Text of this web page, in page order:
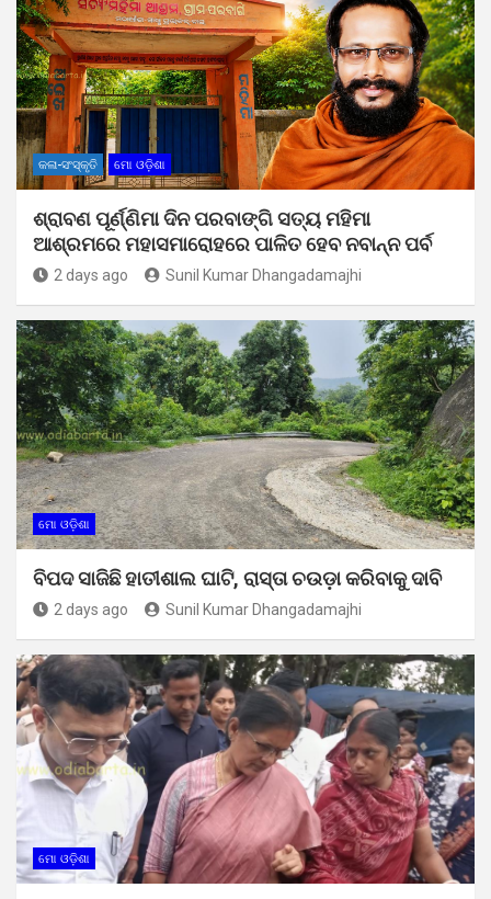
କଳା-ସଂସ୍କୃତି ମୋ ଓଡ଼ିଶା
ଶ୍ରାବଣ ପୂର୍ଣ୍ଣିମା ଦିନ ପରବାଙ୍ଗି ସତ୍ୟ ମହିମା
ଆଶ୍ରମରେ ମହାସମାରୋହରେ ପାଳିତ ହେବ ନବାନ୍ନ ପର୍ବ
2 days ago Sunil Kumar Dhangadamajhi
ମୋ ଓଡ଼ିଶା
ବିପଦ ସାଜିଛି ହାତୀଶାଲ ଘାଟି, ରାସ୍ତା ଚଉଡ଼ା କରିବାକୁ ଦାବି
2 days ago Sunil Kumar Dhangadamajhi
ମୋ ଓଡ଼ିଶା